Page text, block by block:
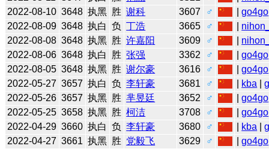
2022-08-10 3648 执黑 胜 谢科 3607 ♂ |go4go
2022-08-09 3648 执白 负 丁浩 3665 ♂
2022-08-08 3648 执黑 胜 许嘉阳 3609 ♂
2022-08-06 3648 执白 胜 张强 3362 ♂ |go4go
2022-08-05 3648 执黑 胜 谢尔豪 3616 ♂ |go4go
2022-05-27 3657 执白 负 李轩豪 3681 ♂ kba |
2022-05-26 3657 执黑 胜 芈昱廷 3652 ♂ |go4go
2022-05-25 3658 执黑 胜 柯洁 3708 ♂ |go4go
2022-04-29 3660 执白 负 李轩豪 3680 ♂ kba |
2022-04-27 3661 执黑 胜 党毅飞 3629 ♂ |go4go